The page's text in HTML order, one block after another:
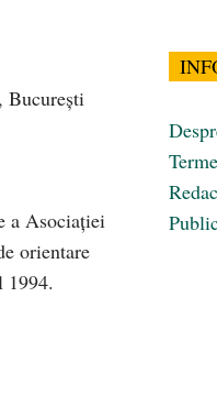
București
a Asociaţiei
orientare
1994.